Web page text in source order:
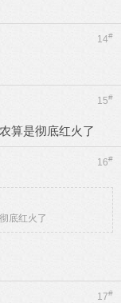
14#
15#
算是彻底红火了
16#
底红火了
17#